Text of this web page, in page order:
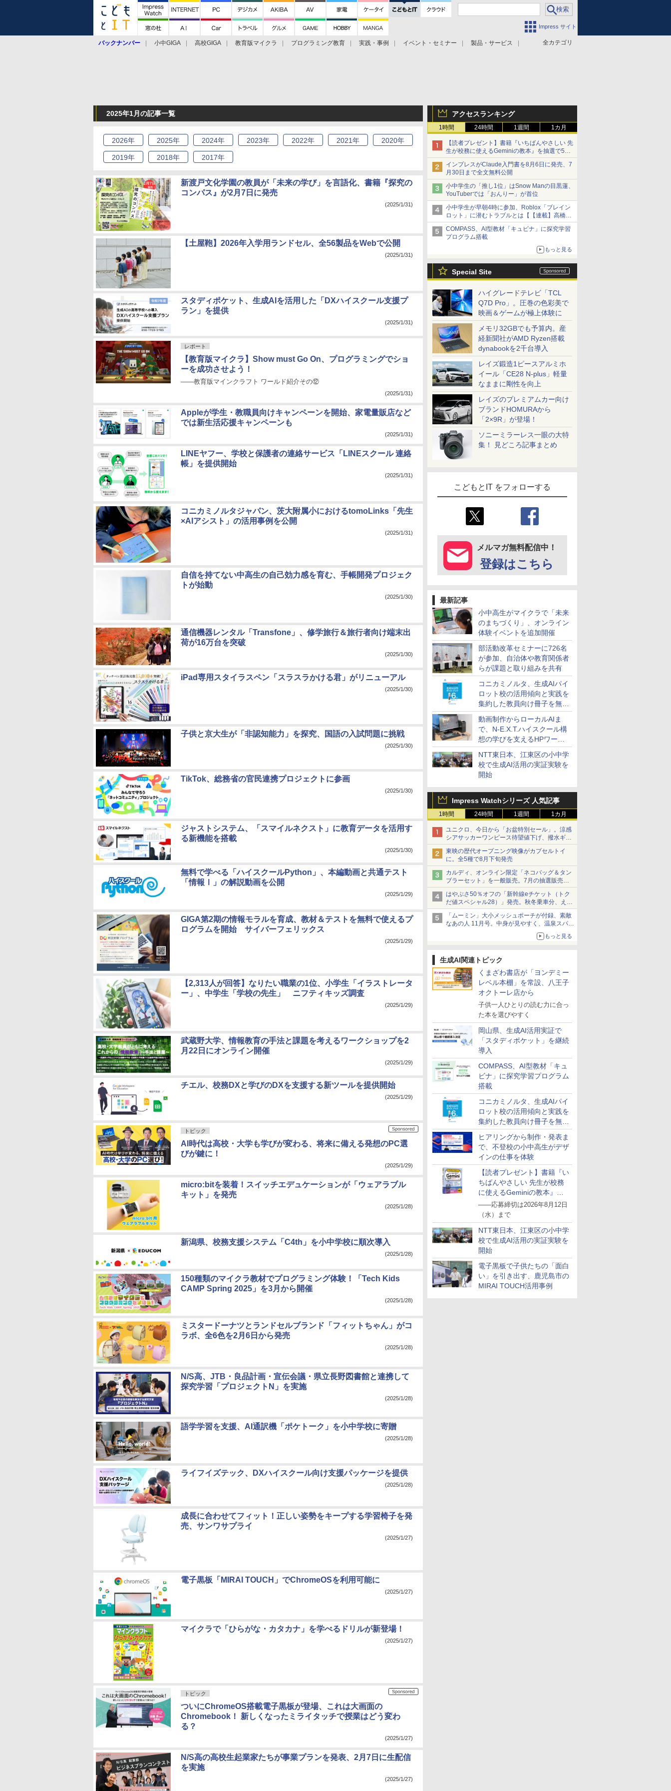
Impress サイト
全カテゴリ
バックナンバー 小中GIGA 高校GIGA 教育版マイクラ プログラミング教育 実践・事例 イベント・セミナー 製品・サービス
アクセスランキング
1時間 24時間 1週間 1カ月
【読者プレゼント】書籍『いちばんやさしい 先
生が校務に使えるGeminiの教本』を抽選で5名
様にプレゼント ――応募締切は2026年8月12
日（水）まで
インプレスがClaude入門書を8月6日に発売、7
月30日まで全文無料公開
小中学生の「推し1位」はSnow Manの目黒蓮、
YouTuberでは「おんりー」が首位
小中学生が早朝4時に参加、Roblox「ブレイン
ロット」に潜むトラブルとは【【連載】高橋暁
子の「親と先生の気になるネット」】
COMPASS、AI型教材「キュビナ」に探究学習
プログラム搭載
もっと見る
Special Site
ハイグレードテレビ「TCL
Q7D Pro」。圧巻の色彩美で
映画＆ゲームが極上体験に
メモリ32GBでも予算内。産
経新聞社がAMD Ryzen搭載
dynabookを2千台導入
レイズ鍛造1ピースアルミホ
イール「CE28 N-plus」軽量
なままに剛性を向上
レイズのプレミアムカー向け
ブランドHOMURAから
「2×9R」が登場！
ソニーミラーレス一眼の大特
集！ 見どころ記事まとめ
こどもとIT をフォローする
メルマガ無料配信中！
登録はこちら
最新記事
小中高生がマイクラで「未来
のまちづくり」、オンライン
体験イベントを追加開催
部活動改革セミナーに726名
が参加、自治体や教育関係者
らが課題と取り組みを共有
コニカミノルタ、生成AIパイ
ロット校の活用傾向と実践を
集約した教員向け冊子を無料
公開
動画制作からローカルAIま
で、N-E.X.T.ハイスクール構
想の学びを支えるHPワーク
ステーション
NTT東日本、江東区の小中学
校で生成AI活用の実証実験を
開始
Impress Watchシリーズ 人気記事
1時間 24時間 1週間 1カ月
ユニクロ、今日から「お盆特別セール」。涼感
シアサッカーワンピース待望値下げ、撥水ギア
ショーツは1990円に
東映の歴代オープニング映像がカプセルトイ
に。全5種で8月下旬発売
カルディ、オンライン限定「ネコバッグ＆タン
ブラーセット」を一般販売。7月の抽選販売の
当選無効分
はやぶさ50％オフの「新幹線eチケット（トク
だ値スペシャル28）」発売。秋冬乗車分、えき
ねっと限定
「ムーミン」大小メッシュポーチが付録、素敵
なあの人 11月号。中身が見やすく、温泉スパに
もっと見る
生成AI関連トピック
くまざわ書店が「ヨンデミー
レベル本棚」を常設、八王子
オクトーレ店から
子供一人ひとりの読む力に合っ
た本を選びやすく
岡山県、生成AI活用実証で
「スタディポケット」を継続
導入
COMPASS、AI型教材「キュ
ビナ」に探究学習プログラム
搭載
コニカミノルタ、生成AIパイ
ロット校の活用傾向と実践を
集約した教員向け冊子を無料
公開
ヒアリングから制作・発表ま
で、不登校の小中高生がデザ
インの仕事を体験
【読者プレゼント】書籍『い
ちばんやさしい 先生が校務
に使えるGeminiの教本』を
抽選で5名様にプレゼント
――応募締切は2026年8月12日
（水）まで
NTT東日本、江東区の小中学
校で生成AI活用の実証実験を
開始
電子黒板で子供たちの「面白
い」を引き出す、鹿児島市の
MIRAI TOUCH活用事例
2025年1月の記事一覧
2026年 2025年 2024年 2023年 2022年 2021年 2020年
2019年 2018年 2017年
新渡戸文化学園の教員が「未来の学び」を言語化、書籍『探究の
コンパス』が2月7日に発売
(2025/1/31)
【土屋鞄】2026年入学用ランドセル、全56製品をWebで公開
(2025/1/31)
スタディポケット、生成AIを活用した「DXハイスクール支援プ
ラン」を提供
(2025/1/31)
レポート
【教育版マイクラ】Show must Go On、プログラミングでショ
ーを成功させよう！
――教育版マインクラフト ワールド紹介その⑫
(2025/1/31)
Appleが学生・教職員向けキャンペーンを開始、家電量販店など
では新生活応援キャンペーンも
(2025/1/31)
LINEヤフー、学校と保護者の連絡サービス「LINEスクール 連絡
帳」を提供開始
(2025/1/31)
コニカミノルタジャパン、茨大附属小におけるtomoLinks「先生
×AIアシスト」の活用事例を公開
(2025/1/31)
自信を持てない中高生の自己効力感を育む、手帳開発プロジェク
トが始動
(2025/1/30)
通信機器レンタル「Transfone」、修学旅行＆旅行者向け端末出
荷が16万台を突破
(2025/1/30)
iPad専用スタイラスペン「スラスラかける君」がリニューアル
(2025/1/30)
子供と京大生が「非認知能力」を探究、国語の入試問題に挑戦
(2025/1/30)
TikTok、総務省の官民連携プロジェクトに参画
(2025/1/30)
ジャストシステム、「スマイルネクスト」に教育データを活用す
る新機能を搭載
(2025/1/30)
無料で学べる「ハイスクールPython」、本編動画と共通テスト
「情報Ⅰ」の解説動画を公開
(2025/1/29)
GIGA第2期の情報モラルを育成、教材＆テストを無料で使えるプ
ログラムを開始 サイバーフェリックス
(2025/1/29)
【2,313人が回答】なりたい職業の1位、小学生「イラストレータ
ー」、中学生「学校の先生」 ニフティキッズ調査
(2025/1/29)
武蔵野大学、情報教育の手法と課題を考えるワークショップを2
月22日にオンライン開催
(2025/1/29)
チエル、校務DXと学びのDXを支援する新ツールを提供開始
(2025/1/29)
トピック
AI時代は高校・大学も学びが変わる、将来に備える発想のPC選
びが鍵に！
(2025/1/29)
micro:bitを装着！スイッチエデュケーションが「ウェアラブル
キット」を発売
(2025/1/28)
新潟県、校務支援システム「C4th」を小中学校に順次導入
(2025/1/28)
150種類のマイクラ教材でプログラミング体験！「Tech Kids
CAMP Spring 2025」を3月から開催
(2025/1/28)
ミスタードーナツとランドセルブランド「フィットちゃん」がコ
ラボ、全6色を2月6日から発売
(2025/1/28)
N/S高、JTB・良品計画・宣伝会議・県立長野図書館と連携して
探究学習「プロジェクトN」を実施
(2025/1/28)
語学学習を支援、AI通訳機「ポケトーク」を小中学校に寄贈
(2025/1/28)
ライフイズテック、DXハイスクール向け支援パッケージを提供
(2025/1/28)
成長に合わせてフィット！正しい姿勢をキープする学習椅子を発
売、サンワサプライ
(2025/1/27)
電子黒板「MIRAI TOUCH」でChromeOSを利用可能に
(2025/1/27)
マイクラで「ひらがな・カタカナ」を学べるドリルが新登場！
(2025/1/27)
トピック
ついにChromeOS搭載電子黒板が登場、これは大画面の
Chromebook！ 新しくなったミライタッチで授業はどう変わ
る？
(2025/1/27)
N/S高の高校生起業家たちが事業プランを発表、2月7日に生配信
を実施
(2025/1/27)